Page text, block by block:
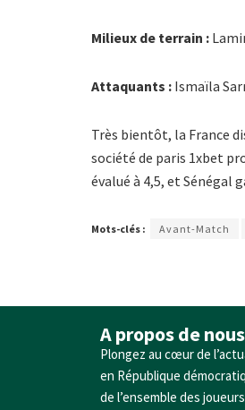
Milieux de terrain :
Attaquants : Ismaïla
Très bientôt, la France
société de paris 1xbet
évalué à 4,5, et Sénégal
Mots-clés : Avant-Match
A propos de nous
Plongez au cœur de
en République
de l’ensemble des